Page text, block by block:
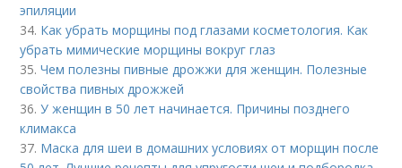
эпиляции
34. Как убрать морщины под глазами косметология. Как
убрать мимические морщины вокруг глаз
35.Чем полезны пивные дрожжи для женщин. Полезные
свойства пивных дрожжей
36.У женщин в 50 лет начинается. Причины позднего
климакса
37. Маска для шеи в домашних условиях от морщин после